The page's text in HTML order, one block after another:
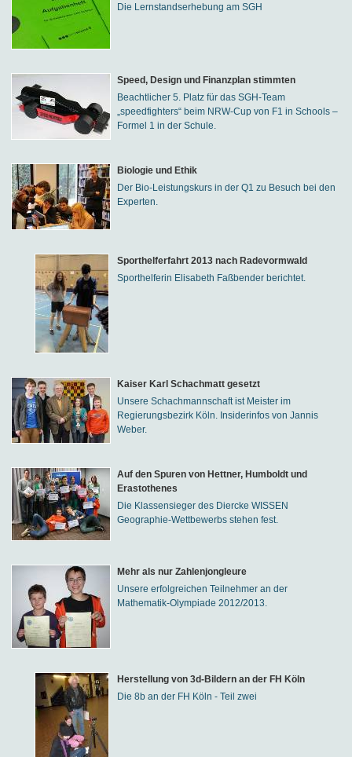
Die Lernstandserhebung am SGH
Speed, Design und Finanzplan stimmten
Beachtlicher 5. Platz für das SGH-Team
„speedfighters“ beim NRW-Cup von F1 in Schools –
Formel 1 in der Schule.
Biologie und Ethik
Der Bio-Leistungskurs in der Q1 zu Besuch bei den
Experten.
Sporthelferfahrt 2013 nach Radevormwald
Sporthelferin Elisabeth Faßbender berichtet.
Kaiser Karl Schachmatt gesetzt
Unsere Schachmannschaft ist Meister im
Regierungsbezirk Köln. Insiderinfos von Jannis
Weber.
Auf den Spuren von Hettner, Humboldt und
Erastothenes
Die Klassensieger des Diercke WISSEN
Geographie-Wettbewerbs stehen fest.
Mehr als nur Zahlenjongleure
Unsere erfolgreichen Teilnehmer an der
Mathematik-Olympiade 2012/2013.
Herstellung von 3d-Bildern an der FH Köln
Die 8b an der FH Köln - Teil zwei